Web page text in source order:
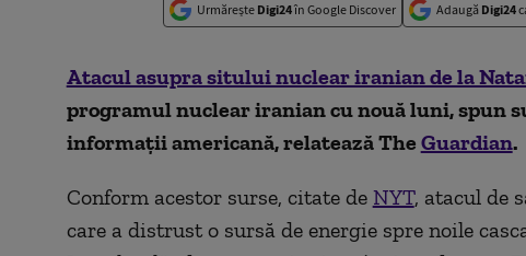
Urmărește Digi24în Google Discover Adaugă Digi24
Atacul asupra sitului nuclear iranian de la
programul nuclear iranian cu nouă luni, spun
informații americană, relatează The Guardian.
Conform acestor surse, citate de NYT, atacul de
care a distrust o sursă de energie spre noile